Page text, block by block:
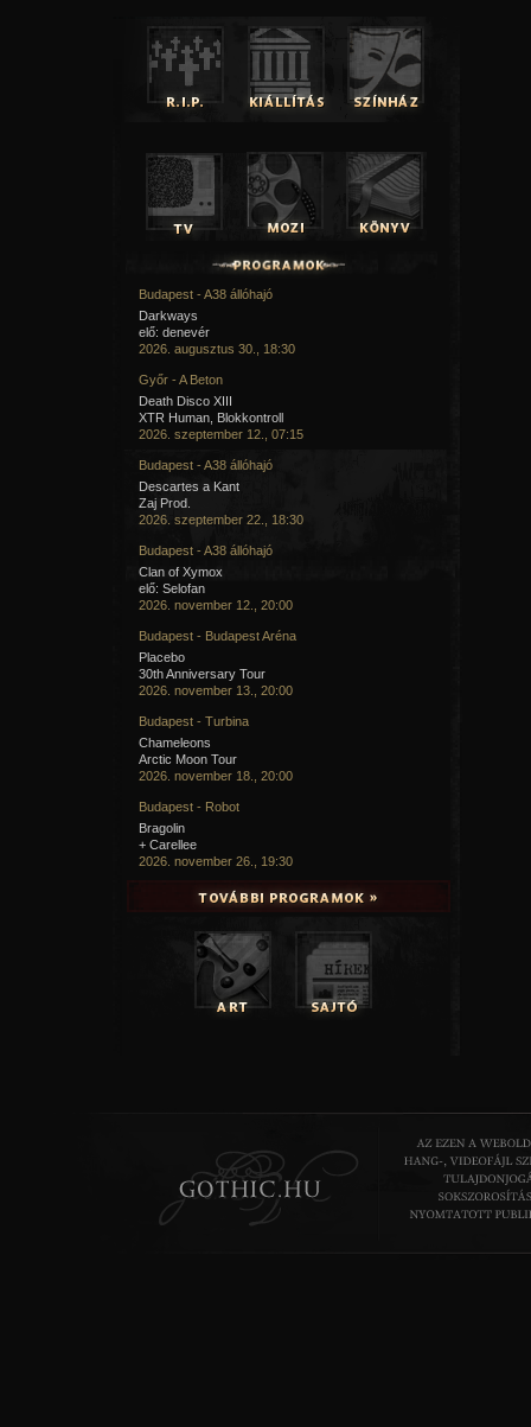
Budapest - A38 állóhajó
Darkways
elő: denevér
2026. augusztus 30., 18:30
Győr - A Beton
Death Disco XIII
XTR Human, Blokkontroll
2026. szeptember 12., 07:15
Budapest - A38 állóhajó
Descartes a Kant
Zaj Prod.
2026. szeptember 22., 18:30
Budapest - A38 állóhajó
Clan of Xymox
elő: Selofan
2026. november 12., 20:00
Budapest - Budapest Aréna
Placebo
30th Anniversary Tour
2026. november 13., 20:00
Budapest - Turbina
Chameleons
Arctic Moon Tour
2026. november 18., 20:00
Budapest - Robot
Bragolin
+ Carellee
2026. november 26., 19:30